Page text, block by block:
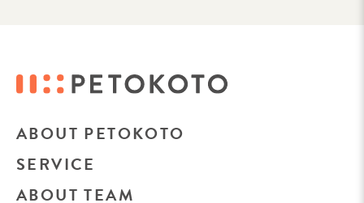
ABOUT PETOKOTO
SERVICE
ABOUT TEAM